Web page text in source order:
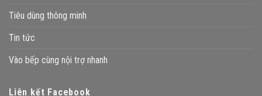
Tiêu dùng thông minh
Tin tức
Vào bếp cùng nội trợ nhanh
Liên kết Facebook